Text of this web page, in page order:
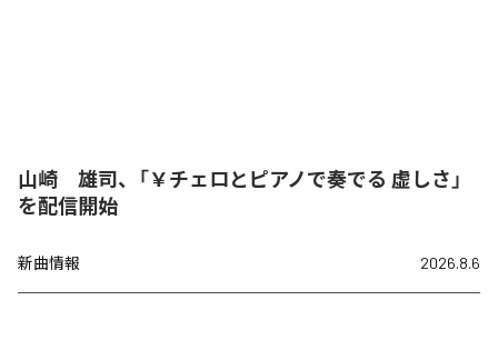
山崎 雄司、「￥チェロとピアノで奏でる 虚しさ」
を配信開始
新曲情報 2026.8.6